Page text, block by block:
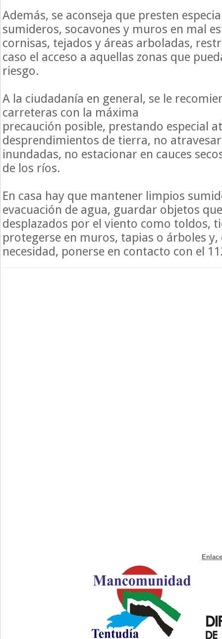
Además, se aconseja que presten
sumideros, socavones y muros en mal
cornisas, tejados y áreas arboladas,
caso el acceso a aquellas zonas que
riesgo.
A la ciudadanía en general, se le
carreteras con la máxima
precaución posible, prestando especial
desprendimientos de tierra, no
inundadas, no estacionar en cauces
de los ríos.
En casa hay que mantener limpios
evacuación de agua, guardar objetos
desplazados por el viento como toldos,
protegerse en muros, tapias o árboles y,
necesidad, ponerse en contacto con el